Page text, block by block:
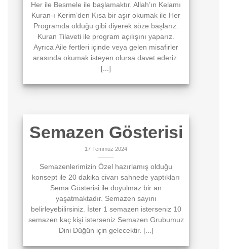
Her ile Besmele ile başlamaktır. Allah’ın Kelamı
Kuran-ı Kerim’den Kısa bir aşır okumak ile Her
Programda olduğu gibi diyerek söze başlarız.
Kuran Tilaveti ile program açılışını yaparız.
Ayrıca Aile fertleri içinde veya gelen misafirler
arasında okumak isteyen olursa davet ederiz.
[...]
Semazen Gösterisi
17 Temmuz 2024
Semazenlerimizin Özel hazırlamış olduğu
konsept ile 20 dakika civarı sahnede yaptıkları
Sema Gösterisi ile doyulmaz bir an
yaşatmaktadır. Semazen sayını
belirleyebilirsiniz. İster 1 semazen isterseniz 10
semazen kaç kişi isterseniz Semazen Grubumuz
Dini Düğün için gelecektir. [...]